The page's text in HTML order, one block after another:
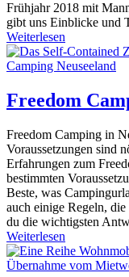
Frühjahr 2018 mit
gibt uns Einblicke und
Weiterlesen
Freedom
Freedom Camping in
Voraussetzungen sind
Erfahrungen zum
bestimmten
Beste, was
auch einige Regeln,
du die wichtigsten
Weiterlesen